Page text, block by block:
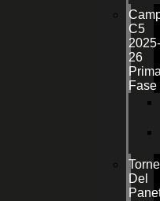
C5
2025-
26
Fase
Del